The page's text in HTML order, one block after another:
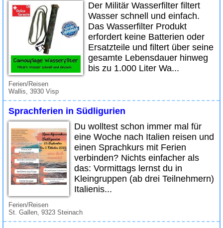
Der Militär Wasserfilter filtert
Wasser schnell und einfach.
Das Wasserfilter Produkt
erfordert keine Batterien oder
Ersatzteile und filtert über seine
gesamte Lebensdauer hinweg
bis zu 1.000 Liter Wa...
Ferien/Reisen
Wallis, 3930 Visp
Sprachferien in Südligurien
Du wolltest schon immer mal für
eine Woche nach Italien reisen und
einen Sprachkurs mit Ferien
verbinden? Nichts einfacher als
das: Vormittags lernst du in
Kleingruppen (ab drei Teilnehmern)
Italienis...
Ferien/Reisen
St. Gallen, 9323 Steinach